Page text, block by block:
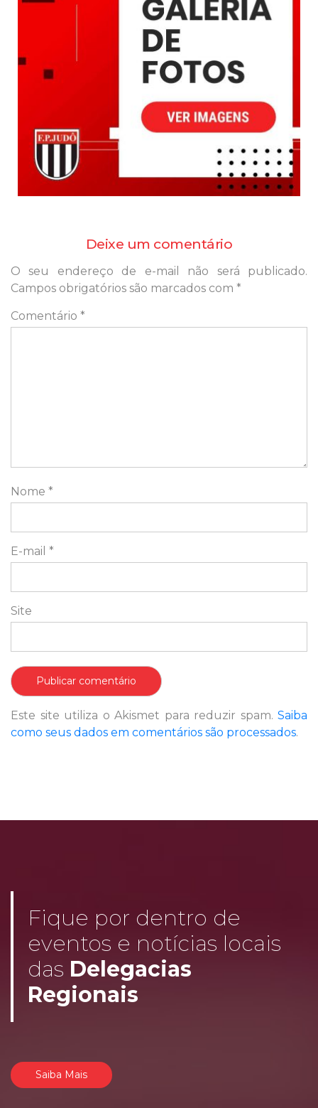
Deixe um comentário
O seu endereço de e-mail não será publicado.
Campos obrigatórios são marcados com *
Comentário *
Nome *
E-mail *
Site
Este site utiliza o Akismet para reduzir spam. Saiba
como seus dados em comentários são processados.
Fique por dentro de
eventos e notícias locais
das Delegacias
Regionais
Saiba Mais